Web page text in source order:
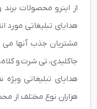
از اینرو محصولات برند
هدایای تبلیغاتی مورد
مشتریان جذب آنها می
جاکلیدی، تی شرت و
هدایای تبلیغاتی
هزاران نوع مختلف از